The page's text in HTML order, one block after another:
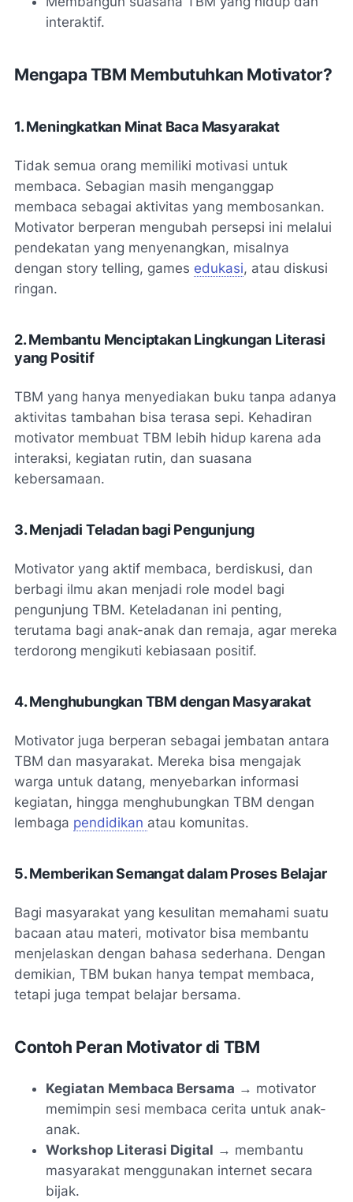
interaktif.
Mengapa TBM Membutuhkan Motivator?
1. Meningkatkan Minat Baca Masyarakat
Tidak semua orang memiliki motivasi untuk
membaca. Sebagian masih menganggap
membaca sebagai aktivitas yang membosankan.
Motivator berperan mengubah persepsi ini melalui
pendekatan yang menyenangkan, misalnya
dengan story telling, games edukasi, atau diskusi
ringan.
2. Membantu Menciptakan Lingkungan Literasi
yang Positif
TBM yang hanya menyediakan buku tanpa adanya
aktivitas tambahan bisa terasa sepi. Kehadiran
motivator membuat TBM lebih hidup karena ada
interaksi, kegiatan rutin, dan suasana
kebersamaan.
3. Menjadi Teladan bagi Pengunjung
Motivator yang aktif membaca, berdiskusi, dan
berbagi ilmu akan menjadi role model bagi
pengunjung TBM. Keteladanan ini penting,
terutama bagi anak-anak dan remaja, agar mereka
terdorong mengikuti kebiasaan positif.
4. Menghubungkan TBM dengan Masyarakat
Motivator juga berperan sebagai jembatan antara
TBM dan masyarakat. Mereka bisa mengajak
warga untuk datang, menyebarkan informasi
kegiatan, hingga menghubungkan TBM dengan
lembaga pendidikan atau komunitas.
5. Memberikan Semangat dalam Proses Belajar
Bagi masyarakat yang kesulitan memahami suatu
bacaan atau materi, motivator bisa membantu
menjelaskan dengan bahasa sederhana. Dengan
demikian, TBM bukan hanya tempat membaca,
tetapi juga tempat belajar bersama.
Contoh Peran Motivator di TBM
Kegiatan Membaca Bersama → motivator
memimpin sesi membaca cerita untuk anak-
anak.
Workshop Literasi Digital → membantu
masyarakat menggunakan internet secara
bijak.